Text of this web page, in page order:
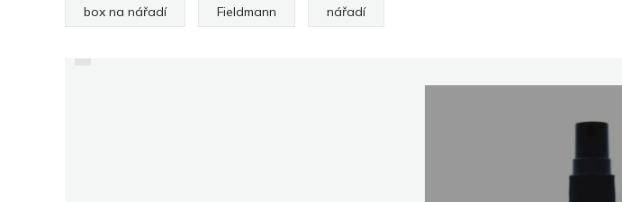
box na nářadí Fieldmann nářadí
PREVIOUS